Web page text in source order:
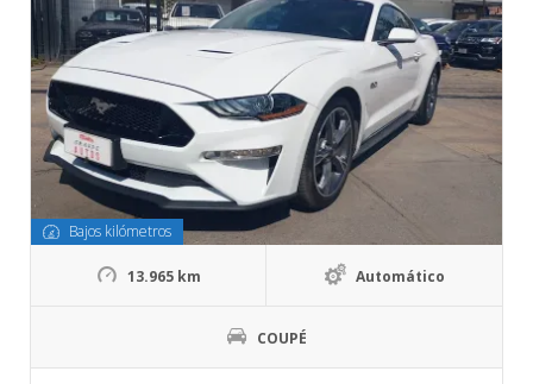
Bajos kilómetros
13.965 km Automático
COUPÉ